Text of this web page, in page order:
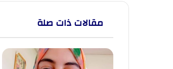
مقالات ذات صلة